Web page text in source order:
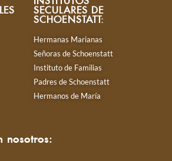
SECULARES DE
SCHOENSTATT:
Hermanas Marianas
Señoras de Schoenstatt
Instituto de Familias
Padres de Schoenstatt
Hermanos de María
nosotros: